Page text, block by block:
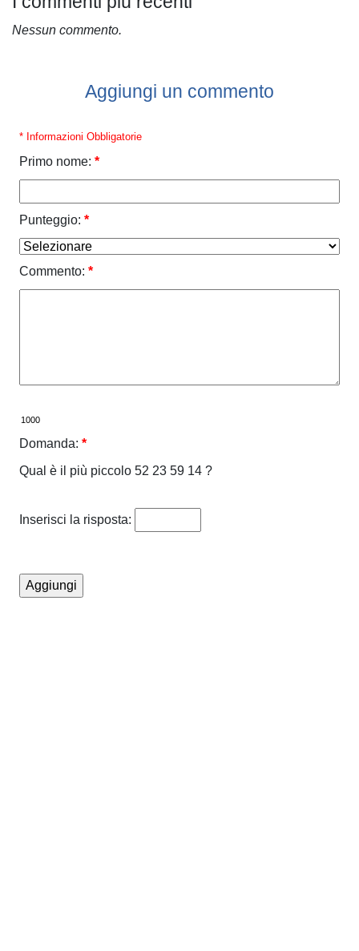
Nessun commento.
Aggiungi un commento
* Informazioni Obbligatorie
Primo nome: *
Punteggio: *
Commento: *
Domanda: *
Qual è il più piccolo 52 23 59 14 ?
Inserisci la risposta: